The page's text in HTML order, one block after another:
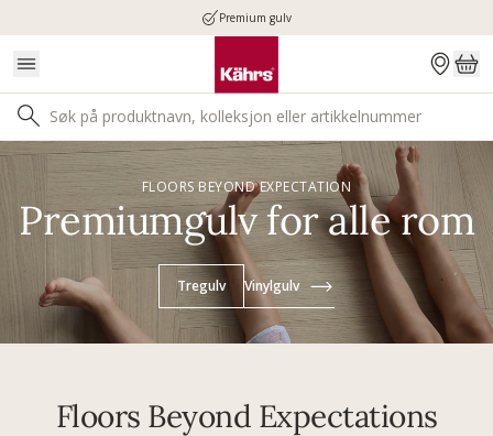
Premium gulv
FLOORS BEYOND EXPECTATION
Premiumgulv for alle rom
Tregulv Vinylgulv
Floors Beyond Expectations